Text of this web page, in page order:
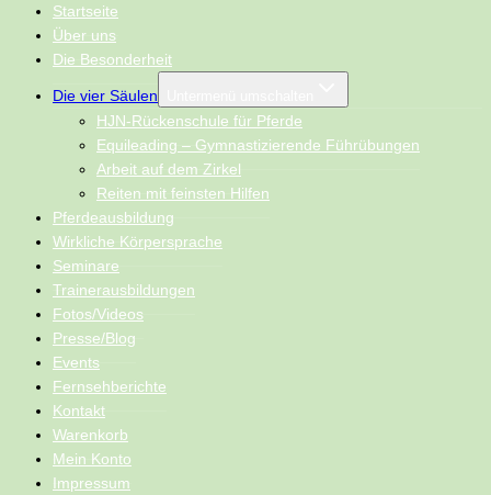
Startseite
Über uns
Die Besonderheit
Die vier Säulen
HJN-Rückenschule für Pferde
Equileading – Gymnastizierende Führübungen
Arbeit auf dem Zirkel
Reiten mit feinsten Hilfen
Pferdeausbildung
Wirkliche Körpersprache
Seminare
Trainerausbildungen
Fotos/Videos
Presse/Blog
Events
Fernsehberichte
Kontakt
Warenkorb
Mein Konto
Impressum